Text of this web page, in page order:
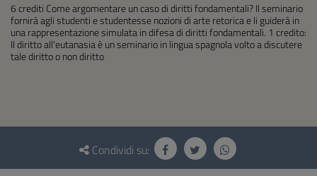
6 crediti Come argomentare un caso di diritti fondamentali? Il seminario
fornirà agli studenti e studentesse nozioni di arte retorica e li guiderà in
una rappresentazione simulata in difesa di diritti fondamentali. 1 credito:
Il diritto all'eutanasia è un seminario in lingua spagnola volto a discutere
tale diritto o non diritto
Questionario
Condividi su: